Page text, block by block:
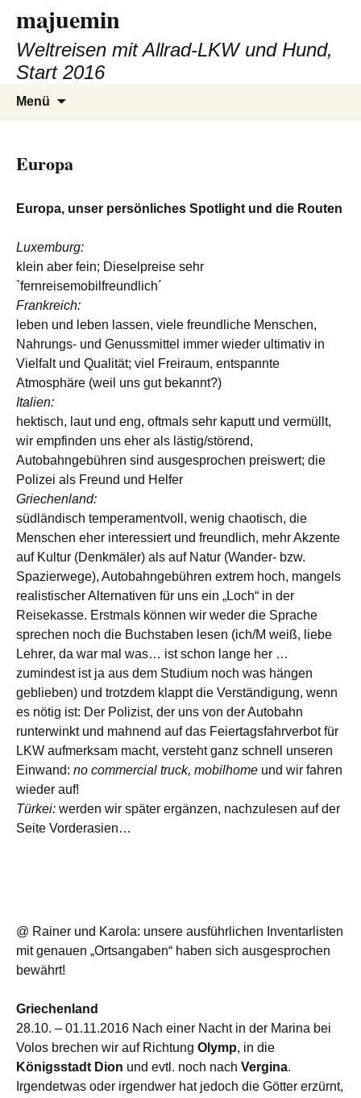
Inhalt
springen
majuemin
Weltreisen mit Allrad-LKW und Hund,
Start 2016
Menü
Europa
Europa, unser persönliches Spotlight und die Routen
Luxemburg:
klein aber fein; Dieselpreise sehr
`fernreisemobilfreundlich´
Frankreich:
leben und leben lassen, viele freundliche Menschen,
Nahrungs- und Genussmittel immer wieder ultimativ in
Vielfalt und Qualität; viel Freiraum, entspannte
Atmosphäre (weil uns gut bekannt?)
Italien:
hektisch, laut und eng, oftmals sehr kaputt und vermüllt,
wir empfinden uns eher als lästig/störend,
Autobahngebühren sind ausgesprochen preiswert; die
Polizei als Freund und Helfer
Griechenland:
südländisch temperamentvoll, wenig chaotisch, die
Menschen eher interessiert und freundlich, mehr Akzente
auf Kultur (Denkmäler) als auf Natur (Wander- bzw.
Spazierwege), Autobahngebühren extrem hoch, mangels
realistischer Alternativen für uns ein „Loch“ in der
Reisekasse. Erstmals können wir weder die Sprache
sprechen noch die Buchstaben lesen (ich/M weiß, liebe
Lehrer, da war mal was… ist schon lange her …
zumindest ist ja aus dem Studium noch was hängen
geblieben) und trotzdem klappt die Verständigung, wenn
es nötig ist: Der Polizist, der uns von der Autobahn
runterwinkt und mahnend auf das Feiertagsfahrverbot für
LKW aufmerksam macht, versteht ganz schnell unseren
Einwand: no commercial truck, mobilhome und wir fahren
wieder auf!
Türkei: werden wir später ergänzen, nachzulesen auf der
Seite Vorderasien…
@ Rainer und Karola: unsere ausführlichen Inventarlisten
mit genauen „Ortsangaben“ haben sich ausgesprochen
bewährt!
Griechenland
28.10. – 01.11.2016 Nach einer Nacht in der Marina bei
Volos brechen wir auf Richtung Olymp, in die
Königsstadt Dion und evtl. noch nach Vergina.
Irgendetwas oder irgendwer hat jedoch die Götter erzürnt,